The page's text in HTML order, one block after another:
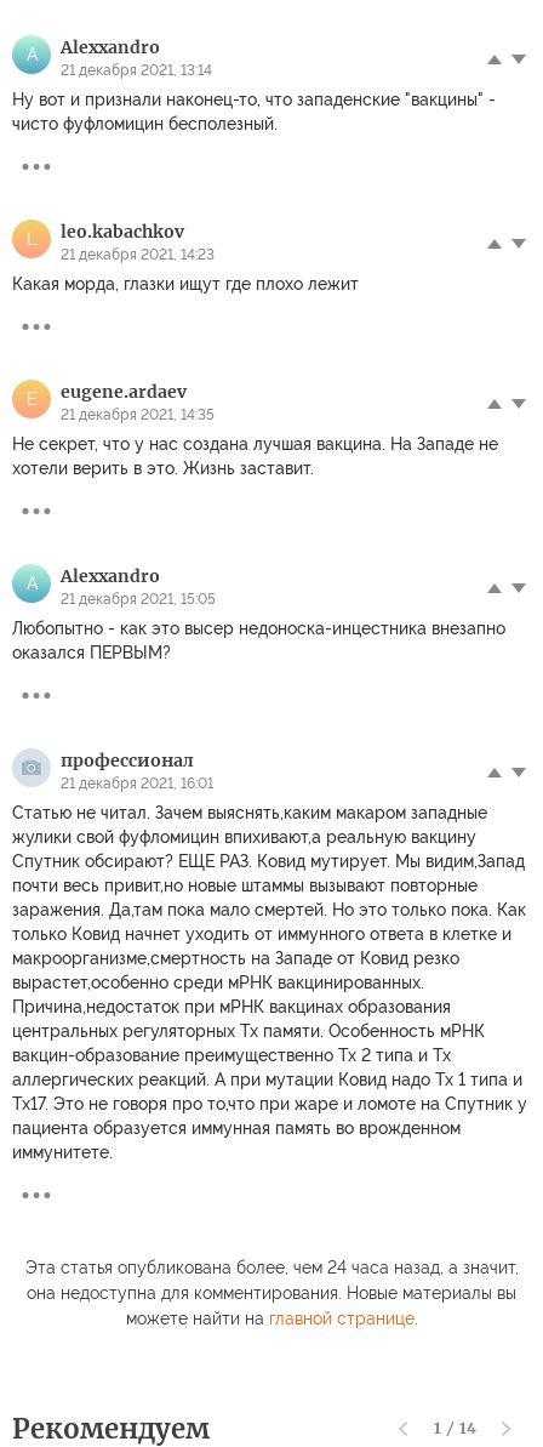
A Alexxandro
21 декабря 2021, 13:14
Ну вот и признали наконец-то, что западенские "вакцины" -
чисто фуфломицин бесполезный.
L leo.kabachkov
21 декабря 2021, 14:23
Какая морда, глазки ищут где плохо лежит
E eugene.ardaev
21 декабря 2021, 14:35
Не секрет, что у нас создана лучшая вакцина. На Западе не
хотели верить в это. Жизнь заставит.
A Alexxandro
21 декабря 2021, 15:05
Любопытно - как это высер недоноска-инцестника внезапно
оказался ПЕРВЫМ?
профессионал
21 декабря 2021, 16:01
Статью не читал. Зачем выяснять,каким макаром западные
жулики свой фуфломицин впихивают,а реальную вакцину
Спутник обсирают? ЕЩЕ РАЗ. Ковид мутирует. Мы видим,Запад
почти весь привит,но новые штаммы вызывают повторные
заражения. Да,там пока мало смертей. Но это только пока. Как
только Ковид начнет уходить от иммунного ответа в клетке и
макроорганизме,смертность на Западе от Ковид резко
вырастет,особенно среди мРНК вакцинированных.
Причина,недостаток при мРНК вакцинах образования
центральных регуляторных Тх памяти. Особенность мРНК
вакцин-образование преимущественно Тх 2 типа и Тх
аллергических реакций. А при мутации Ковид надо Тх 1 типа и
Тх17. Это не говоря про то,что при жаре и ломоте на Спутник у
пациента образуется иммунная память во врожденном
иммунитете.
Эта статья опубликована более, чем 24 часа назад, а значит,
она недоступна для комментирования. Новые материалы вы
можете найти на главной странице.
Рекомендуем 1 / 14